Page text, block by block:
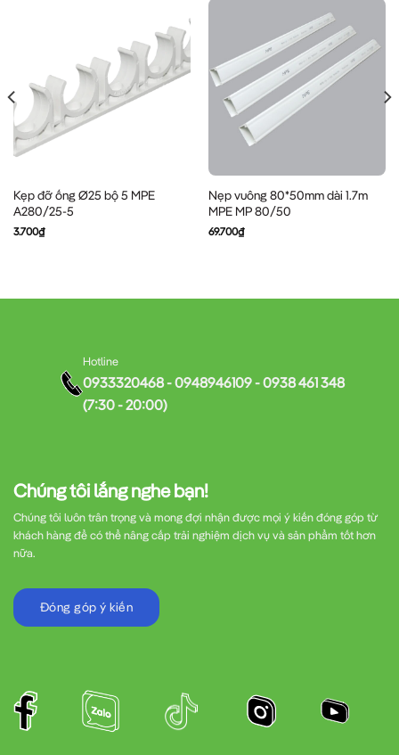
Kẹp đỡ ống Ø25 bộ 5 MPE
A280/25-5
3.700₫
Nẹp vuông 80*50mm dài 1.7m
MPE MP 80/50
69.700₫
Chúng tôi lắng nghe bạn!
Chúng tôi luôn trân trọng và mong đợi nhận được mọi ý kiến đóng góp từ
khách hàng để có thể nâng cấp trải nghiệm dịch vụ và sản phẩm tốt hơn
nữa.
Đóng góp ý kiến
Hotline
0933320468 - 0948946109 - 0938 461 348
(7:30 - 20:00)